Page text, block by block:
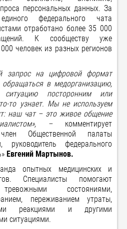
персональных данных. За
федерального чата
отработано более 35 000
К сообществу уже
человек из разных регионов
запрос на цифровой формат
в медорганизацию,
посторонним или
то узнает. Мы не используем
наш чат – это живое общение
– комментирует
Общественной палаты
руководитель федерального
Евгений Мартынов.
опытных медицинских и
Специалисты помогают
состояниями,
переживанием утраты,
реакциями и другими
ситуациями.